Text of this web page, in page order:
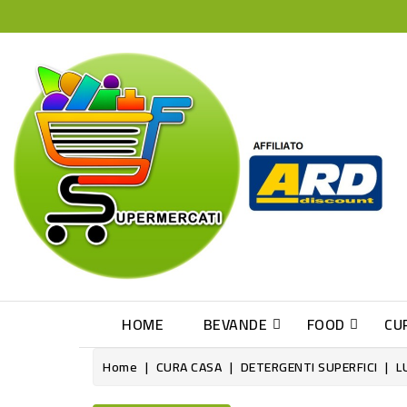
HOME BEVANDE FOOD
Home CURA CASA DETERGENTI SUPERFICI